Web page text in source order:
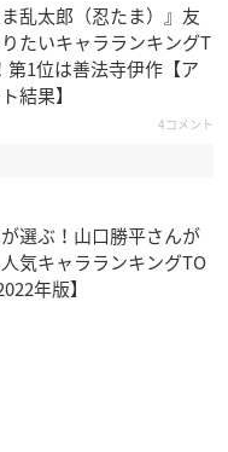
ま乱太郎（忍たま）』友
たいキャラランキングT
第1位は善法寺伊作【ア
結果】
4コメント
選ぶ！山口勝平さんが
気キャラランキングTO
年版】